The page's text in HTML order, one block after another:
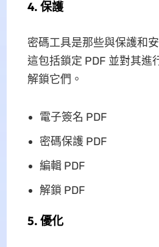
4. 保護
密碼工具是那些與保護和
這包括鎖定 PDF 並對其進
解鎖它們。
電子簽名 PDF
密碼保護 PDF
編輯 PDF
解鎖 PDF
5. 優化